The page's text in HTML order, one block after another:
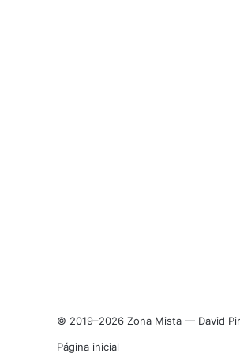
© 2019–2026 Zona Mista — David
Página inicial